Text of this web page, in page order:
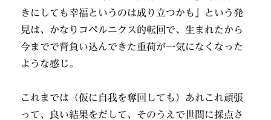
きにしても幸福というのは成り立つかも」という発
見は、かなりコペルニクス的転回で、生まれたから
今までで背負い込んできた重荷が一気になくなった
ような感じ。
これまでは（仮に自我を奪回しても）あれこれ頑張
って、良い結果をだして、そのうえで世間に採点さ